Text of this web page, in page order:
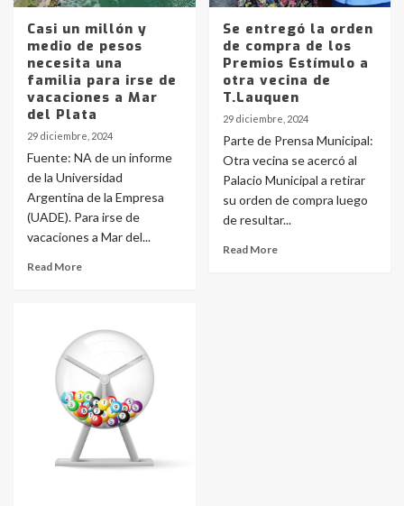
Casi un millón y
medio de pesos
necesita una
familia para irse de
vacaciones a Mar
del Plata
29 diciembre, 2024
Fuente: NA de un informe
de la Universidad
Argentina de la Empresa
(UADE). Para irse de
vacaciones a Mar del...
Read More
Se entregó la orden
de compra de los
Premios Estímulo a
otra vecina de
T.Lauquen
29 diciembre, 2024
Parte de Prensa Municipal:
Otra vecina se acercó al
Palacio Municipal a retirar
su orden de compra luego
de resultar...
Read More
Accidente en Ruta 5: falleció un
joven de Trenque Lauquen
Los precios de los combustibles en